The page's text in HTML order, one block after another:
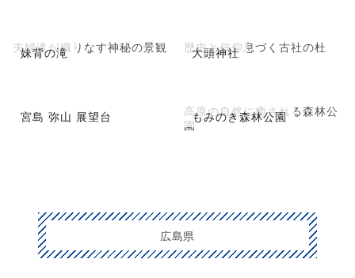
妹背の滝
夫婦滝が織りなす神秘の景観 大頭神社
歴史と信仰息づく古社の杜
宮島 弥山 展望台 もみのき森林公園
高原の自然に癒される森林公
園
広島県